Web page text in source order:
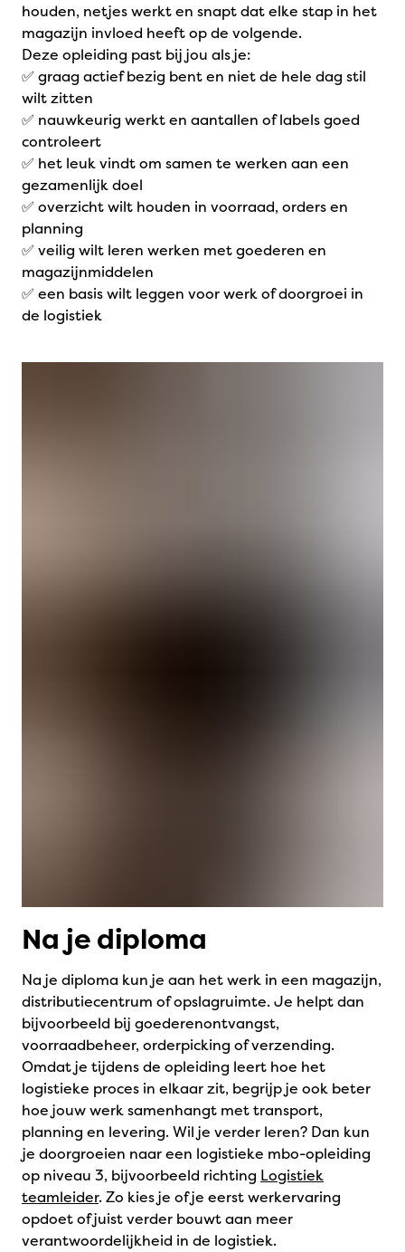
houden, netjes werkt en snapt dat elke stap in het
magazijn invloed heeft op de volgende.
Deze opleiding past bij jou als je:
✅ graag actief bezig bent en niet de hele dag stil
wilt zitten
✅ nauwkeurig werkt en aantallen of labels goed
controleert
✅ het leuk vindt om samen te werken aan een
gezamenlijk doel
✅ overzicht wilt houden in voorraad, orders en
planning
✅ veilig wilt leren werken met goederen en
magazijnmiddelen
✅ een basis wilt leggen voor werk of doorgroei in
de logistiek
Na je diploma
Na je diploma kun je aan het werk in een magazijn,
distributiecentrum of opslagruimte. Je helpt dan
bijvoorbeeld bij goederenontvangst,
voorraadbeheer, orderpicking of verzending.
Omdat je tijdens de opleiding leert hoe het
logistieke proces in elkaar zit, begrijp je ook beter
hoe jouw werk samenhangt met transport,
planning en levering. Wil je verder leren? Dan kun
je doorgroeien naar een logistieke mbo-opleiding
op niveau 3, bijvoorbeeld richting Logistiek
teamleider. Zo kies je of je eerst werkervaring
opdoet of juist verder bouwt aan meer
verantwoordelijkheid in de logistiek.